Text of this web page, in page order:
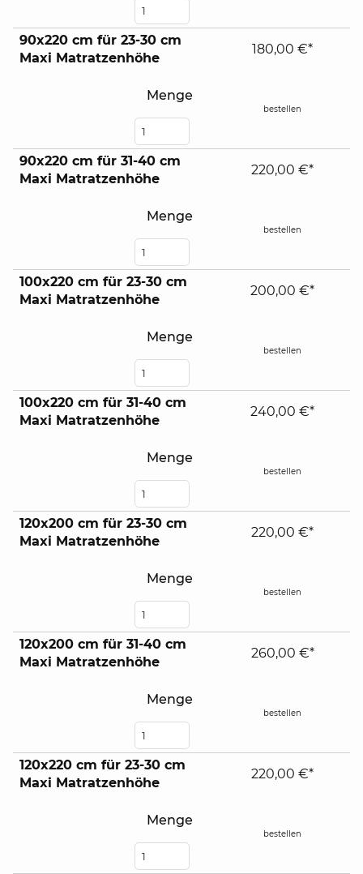
90x220 cm für 23-30 cm
Maxi Matratzenhöhe
Menge
180,00 €*
bestellen
90x220 cm für 31-40 cm
Maxi Matratzenhöhe
Menge
220,00 €*
bestellen
100x220 cm für 23-30 cm
Maxi Matratzenhöhe
Menge
200,00 €*
bestellen
100x220 cm für 31-40 cm
Maxi Matratzenhöhe
Menge
240,00 €*
bestellen
120x200 cm für 23-30 cm
Maxi Matratzenhöhe
Menge
220,00 €*
bestellen
120x200 cm für 31-40 cm
Maxi Matratzenhöhe
Menge
260,00 €*
bestellen
120x220 cm für 23-30 cm
Maxi Matratzenhöhe
Menge
220,00 €*
bestellen